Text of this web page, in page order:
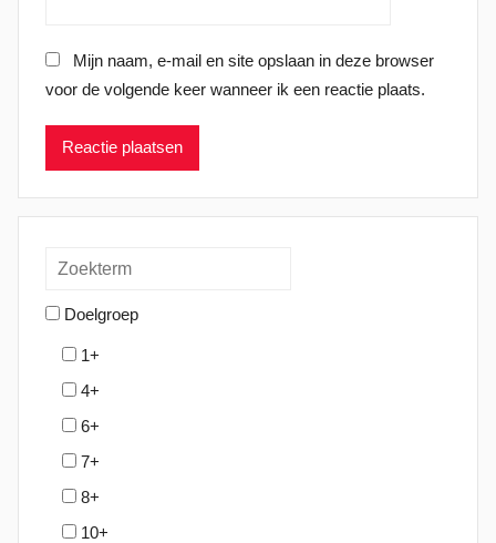
Mijn naam, e-mail en site opslaan in deze browser
voor de volgende keer wanneer ik een reactie plaats.
Doelgroep
1+
4+
6+
7+
8+
10+